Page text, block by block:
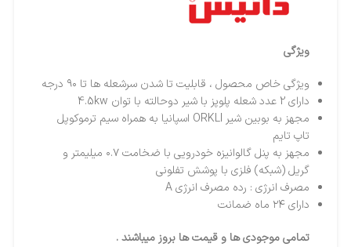
ویژگی
ویژگی خاص محصول ، قابلیت تا شدن سرشعله ها تا ۹۰ درجه
دارای 2 عدد شعله پلوپز با شیر دوحالته با توان 4.5kw
مجهز به بوبین شیر ORKLI اسپانیا به همراه سیم ترموکوپل
تاپ تایم
مجهز به پنل گالوانیزه خودرویی با ضخامت ۰.۷ میلیمتر و
گریل (شبکه) فلزی با پوشش تفلونی
مصرف انرژی : رده مصرف انرژی A
دارای ۲۴ ماه ضمانت
تمامی موجودی ها و قیمت ها بروز میباشند .